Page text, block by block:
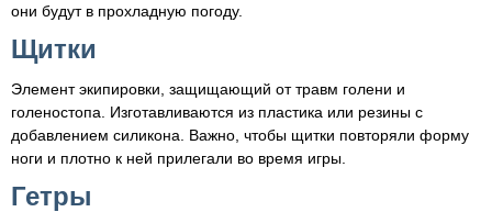
они будут в прохладную погоду.
Щитки
Элемент экипировки, защищающий от травм голени и
голеностопа. Изготавливаются из пластика или резины с
добавлением силикона. Важно, чтобы щитки повторяли форму
ноги и плотно к ней прилегали во время игры.
Гетры